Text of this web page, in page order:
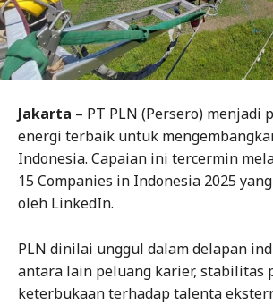
Jakarta – PT PLN (Persero) menjadi
energi terbaik untuk
Indonesia. Capaian ini tercermin
15 Companies in Indonesia 2025
oleh LinkedIn.
PLN dinilai unggul dalam delapan
antara lain peluang karier, stabilitas
keterbukaan terhadap talenta